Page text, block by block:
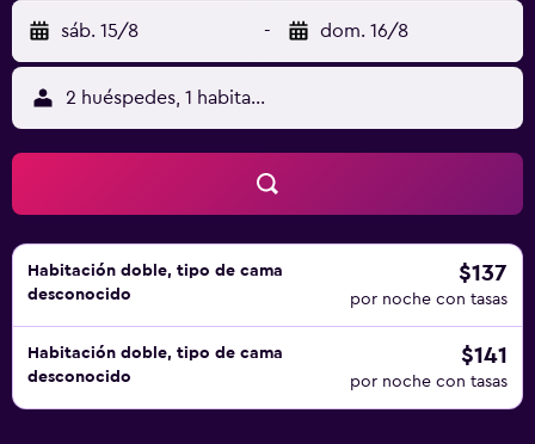
sáb. 15/8 - dom. 16/8
2 huéspedes, 1 habitación
Habitación doble, tipo de cama
desconocido
$137
por noche con tasas
Habitación doble, tipo de cama
desconocido
$141
por noche con tasas